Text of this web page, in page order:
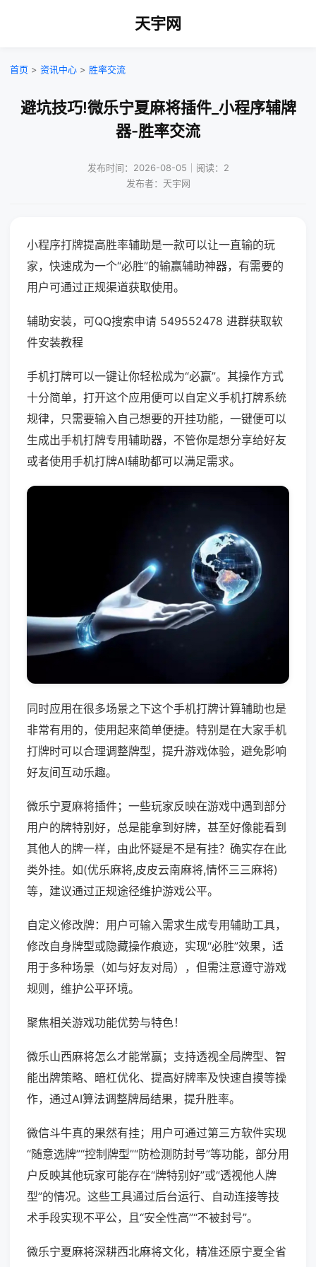
天宇网
首页 > 资讯中心 > 胜率交流
避坑技巧!微乐宁夏麻将插件_小程序辅牌
器-胜率交流
发布时间：2026-08-05｜阅读：2
发布者：天宇网
小程序打牌提高胜率辅助是一款可以让一直输的玩
家，快速成为一个“必胜”的输赢辅助神器，有需要的
用户可通过正规渠道获取使用。
辅助安装，可QQ搜索申请 549552478 进群获取软
件安装教程
手机打牌可以一键让你轻松成为“必赢”。其操作方式
十分简单，打开这个应用便可以自定义手机打牌系统
规律，只需要输入自己想要的开挂功能，一键便可以
生成出手机打牌专用辅助器，不管你是想分享给好友
或者使用手机打牌AI辅助都可以满足需求。
同时应用在很多场景之下这个手机打牌计算辅助也是
非常有用的，使用起来简单便捷。特别是在大家手机
打牌时可以合理调整牌型，提升游戏体验，避免影响
好友间互动乐趣。
微乐宁夏麻将插件；一些玩家反映在游戏中遇到部分
用户的牌特别好，总是能拿到好牌，甚至好像能看到
其他人的牌一样，由此怀疑是不是有挂？确实存在此
类外挂。如(优乐麻将,皮皮云南麻将,情怀三三麻将)
等，建议通过正规途径维护游戏公平。
自定义修改牌：用户可输入需求生成专用辅助工具，
修改自身牌型或隐藏操作痕迹，实现“必胜”效果，适
用于多种场景（如与好友对局），但需注意遵守游戏
规则，维护公平环境。
聚焦相关游戏功能优势与特色！
微乐山西麻将怎么才能常赢；支持透视全局牌型、智
能出牌策略、暗杠优化、提高好牌率及快速自摸等操
作，通过AI算法调整牌局结果，提升胜率。
微信斗牛真的果然有挂；用户可通过第三方软件实现
“随意选牌”“控制牌型”“防检测防封号”等功能，部分用
户反映其他玩家可能存在“牌特别好”或“透视他人牌
型”的情况。这些工具通过后台运行、自动连接等技
术手段实现不平公，且“安全性高”“不被封号”。
微乐宁夏麻将深耕西北麻将文化，精准还原宁夏全省